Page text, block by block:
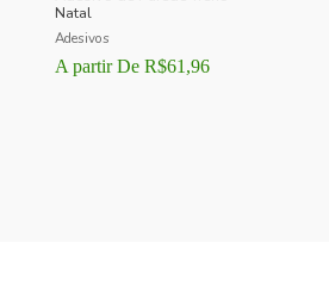
Natal
Adesivos
A partir De R$61,96